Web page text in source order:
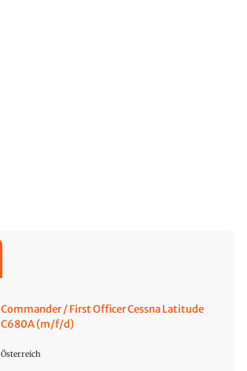
Commander / First Officer Cessna Latitude
C680A (m/f/d)
Österreich